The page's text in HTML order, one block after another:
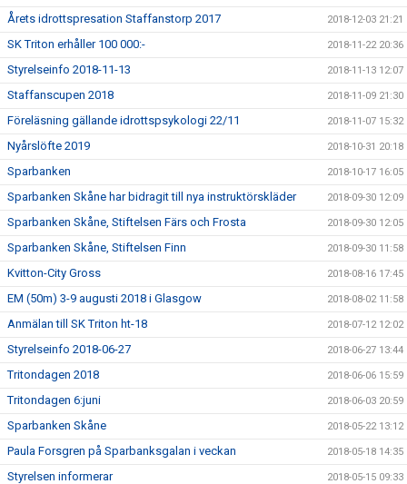
Årets idrottspresation Staffanstorp 2017 2018-12-03 21:21
SK Triton erhåller 100 000:- 2018-11-22 20:36
Styrelseinfo 2018-11-13 2018-11-13 12:07
Staffanscupen 2018 2018-11-09 21:30
Föreläsning gällande idrottspsykologi 22/11 2018-11-07 15:32
Nyårslöfte 2019 2018-10-31 20:18
Sparbanken 2018-10-17 16:05
Sparbanken Skåne har bidragit till nya instruktörskläder 2018-09-30 12:09
Sparbanken Skåne, Stiftelsen Färs och Frosta 2018-09-30 12:05
Sparbanken Skåne, Stiftelsen Finn 2018-09-30 11:58
Kvitton-City Gross 2018-08-16 17:45
EM (50m) 3-9 augusti 2018 i Glasgow 2018-08-02 11:58
Anmälan till SK Triton ht-18 2018-07-12 12:02
Styrelseinfo 2018-06-27 2018-06-27 13:44
Tritondagen 2018 2018-06-06 15:59
Tritondagen 6:juni 2018-06-03 20:59
Sparbanken Skåne 2018-05-22 13:12
Paula Forsgren på Sparbanksgalan i veckan 2018-05-18 14:35
Styrelsen informerar 2018-05-15 09:33